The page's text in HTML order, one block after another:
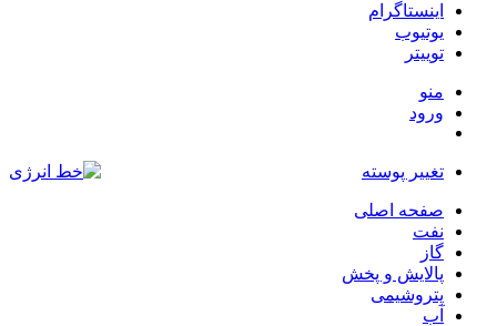
اینستاگرام
یوتیوب
توییتر
منو
ورود
تغییر پوسته
صفحه اصلی
نفت
گاز
پالایش و پخش
پتروشیمی
آب